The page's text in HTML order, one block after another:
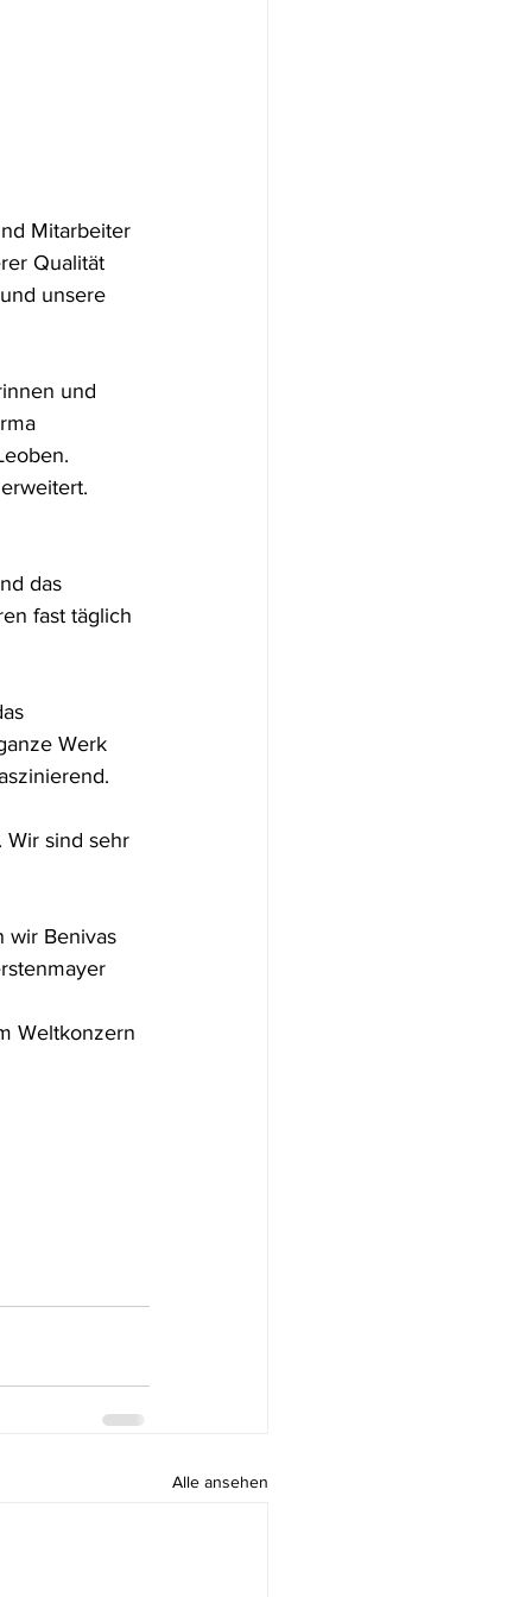
Mitarbeiter
Qualität
unsere
und
das
fast täglich
Werk
Wir sind sehr
wir Benivas
Weltkonzern
Alle ansehen